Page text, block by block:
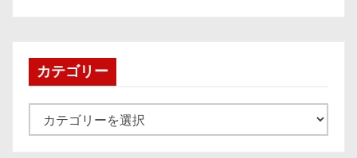
カテゴリー
テ